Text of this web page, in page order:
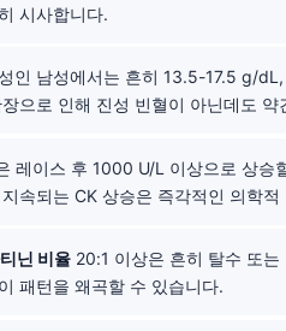
시사합니다.
성인 남성에서는 흔히 13.5-17.5 g/
으로 인해 진성 빈혈이 아닌데도
레이스 후 1000 U/L 이상으로 상승
속되는 CK 상승은 즉각적인 의학적
닌 비율 20:1 이상은 흔히 탈수 또
패턴을 왜곡할 수 있습니다.